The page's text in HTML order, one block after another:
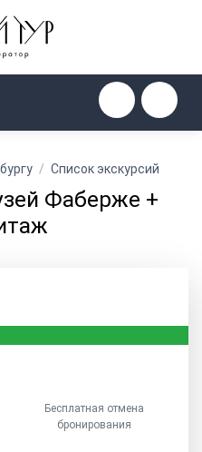
Список экскурсий
Фаберже +
Бесплатная отмена
бронирования